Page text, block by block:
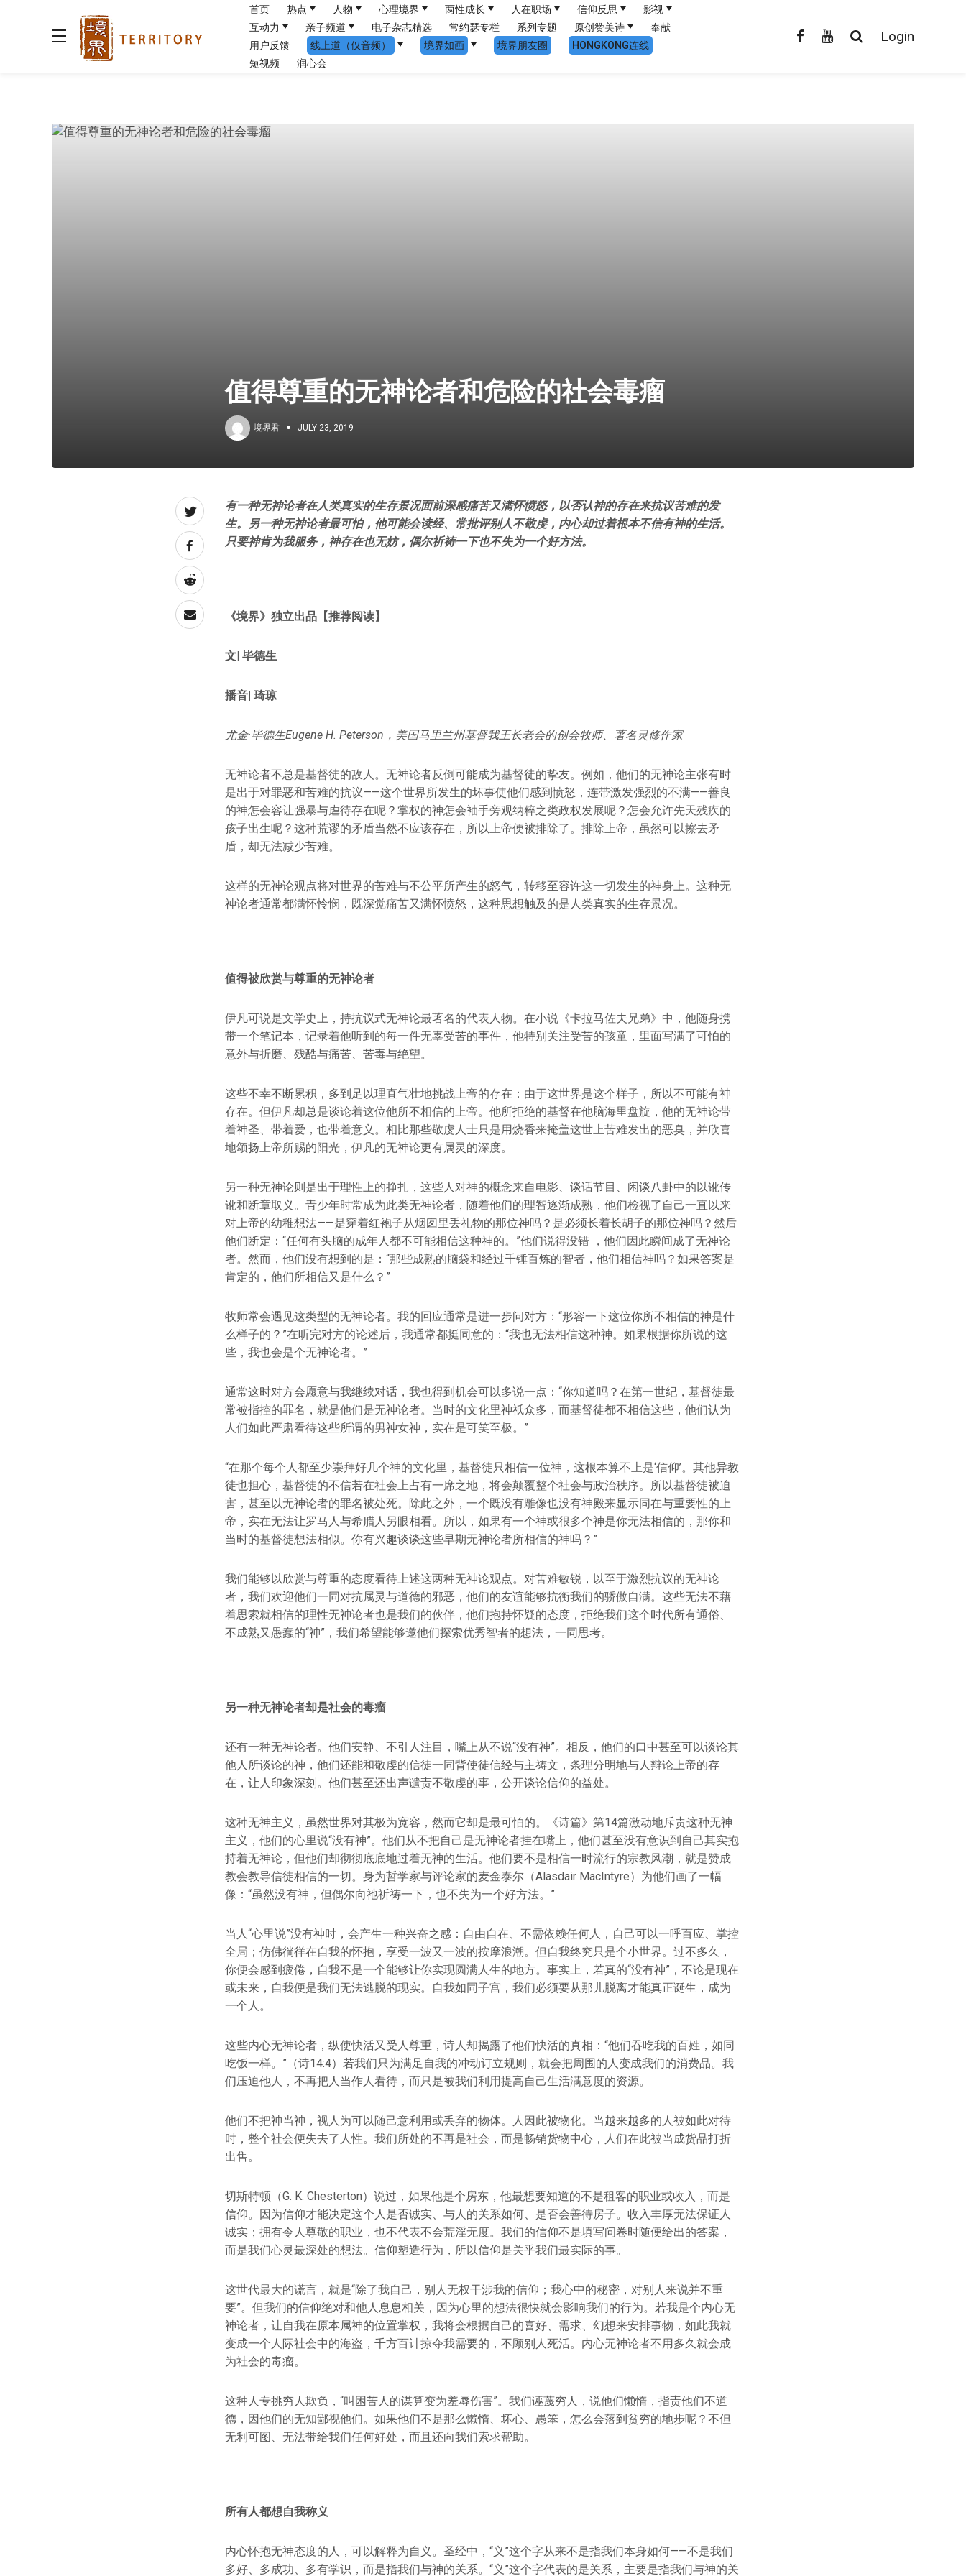
首页 热点 人物 心理境界 两性成长 人在职场 信仰反思
影视
互动力
亲子频道 电子杂志精选 常约瑟专栏 系列专题 原创赞美诗
奉献
用户反馈
线上道（仅音频） 境界如画 境界朋友圈
HONGKONG连线
短视频
润心会
Login
值得尊重的无神论者和危险的社会毒瘤
境界君 JULY 23, 2019
有一种无神论者在人类真实的生存景况面前深感痛苦又满怀愤怒，以否认神的存在来抗议苦难的发
生。另一种无神论者最可怕，他可能会读经、常批评别人不敬虔，内心却过着根本不信有神的生活。
只要神肯为我服务，神存在也无妨，偶尔祈祷一下也不失为一个好方法。
《境界》独立出品【推荐阅读】
文| 毕德生
播音| 琦琼
尤金·毕德生Eugene H. Peterson，美国马里兰州基督我王长老会的创会牧师、著名灵修作家
无神论者不总是基督徒的敌人。无神论者反倒可能成为基督徒的挚友。例如，他们的无神论主张有时
是出于对罪恶和苦难的抗议——这个世界所发生的坏事使他们感到愤怒，连带激发强烈的不满——善良
的神怎会容让强暴与虐待存在呢？掌权的神怎会袖手旁观纳粹之类政权发展呢？怎会允许先天残疾的
孩子出生呢？这种荒谬的矛盾当然不应该存在，所以上帝便被排除了。排除上帝，虽然可以擦去矛
盾，却无法减少苦难。
这样的无神论观点将对世界的苦难与不公平所产生的怒气，转移至容许这一切发生的神身上。这种无
神论者通常都满怀怜悯，既深觉痛苦又满怀愤怒，这种思想触及的是人类真实的生存景况。
值得被欣赏与尊重的无神论者
伊凡可说是文学史上，持抗议式无神论最著名的代表人物。在小说《卡拉马佐夫兄弟》中，他随身携
带一个笔记本，记录着他听到的每一件无辜受苦的事件，他特别关注受苦的孩童，里面写满了可怕的
意外与折磨、残酷与痛苦、苦毒与绝望。
这些不幸不断累积，多到足以理直气壮地挑战上帝的存在：由于这世界是这个样子，所以不可能有神
存在。但伊凡却总是谈论着这位他所不相信的上帝。他所拒绝的基督在他脑海里盘旋，他的无神论带
着神圣、带着爱，也带着意义。相比那些敬虔人士只是用烧香来掩盖这世上苦难发出的恶臭，并欣喜
地颂扬上帝所赐的阳光，伊凡的无神论更有属灵的深度。
另一种无神论则是出于理性上的挣扎，这些人对神的概念来自电影、谈话节目、闲谈八卦中的以讹传
讹和断章取义。青少年时常成为此类无神论者，随着他们的理智逐渐成熟，他们检视了自己一直以来
对上帝的幼稚想法——是穿着红袍子从烟囱里丢礼物的那位神吗？是必须长着长胡子的那位神吗？然后
他们断定：“任何有头脑的成年人都不可能相信这种神的。”他们说得没错 ，他们因此瞬间成了无神论
者。然而，他们没有想到的是：“那些成熟的脑袋和经过千锤百炼的智者，他们相信神吗？如果答案是
肯定的，他们所相信又是什么？”
牧师常会遇见这类型的无神论者。我的回应通常是进一步问对方：“形容一下这位你所不相信的神是什
么样子的？”在听完对方的论述后，我通常都挺同意的：“我也无法相信这种神。如果根据你所说的这
些，我也会是个无神论者。”
通常这时对方会愿意与我继续对话，我也得到机会可以多说一点：“你知道吗？在第一世纪，基督徒最
常被指控的罪名，就是他们是无神论者。当时的文化里神祇众多，而基督徒都不相信这些，他们认为
人们如此严肃看待这些所谓的男神女神，实在是可笑至极。”
“在那个每个人都至少崇拜好几个神的文化里，基督徒只相信一位神，这根本算不上是‘信仰’。其他异教
徒也担心，基督徒的不信若在社会上占有一席之地，将会颠覆整个社会与政治秩序。所以基督徒被迫
害，甚至以无神论者的罪名被处死。除此之外，一个既没有雕像也没有神殿来显示同在与重要性的上
帝，实在无法让罗马人与希腊人另眼相看。所以，如果有一个神或很多个神是你无法相信的，那你和
当时的基督徒想法相似。你有兴趣谈谈这些早期无神论者所相信的神吗？”
我们能够以欣赏与尊重的态度看待上述这两种无神论观点。对苦难敏锐，以至于激烈抗议的无神论
者，我们欢迎他们一同对抗属灵与道德的邪恶，他们的友谊能够抗衡我们的骄傲自满。这些无法不藉
着思索就相信的理性无神论者也是我们的伙伴，他们抱持怀疑的态度，拒绝我们这个时代所有通俗、
不成熟又愚蠢的“神”，我们希望能够邀他们探索优秀智者的想法，一同思考。
另一种无神论者却是社会的毒瘤
还有一种无神论者。他们安静、不引人注目，嘴上从不说“没有神”。相反，他们的口中甚至可以谈论其
他人所谈论的神，他们还能和敬虔的信徒一同背使徒信经与主祷文，条理分明地与人辩论上帝的存
在，让人印象深刻。他们甚至还出声谴责不敬虔的事，公开谈论信仰的益处。
这种无神主义，虽然世界对其极为宽容，然而它却是最可怕的。《诗篇》第14篇激动地斥责这种无神
主义，他们的心里说“没有神”。他们从不把自己是无神论者挂在嘴上，他们甚至没有意识到自己其实抱
持着无神论，但他们却彻彻底底地过着无神的生活。他们要不是相信一时流行的宗教风潮，就是赞成
教会教导信徒相信的一切。身为哲学家与评论家的麦金泰尔（Alasdair MacIntyre）为他们画了一幅
像：“虽然没有神，但偶尔向祂祈祷一下，也不失为一个好方法。”
当人“心里说”没有神时，会产生一种兴奋之感：自由自在、不需依赖任何人，自己可以一呼百应、掌控
全局；仿佛徜徉在自我的怀抱，享受一波又一波的按摩浪潮。但自我终究只是个小世界。过不多久，
你便会感到疲倦，自我不是一个能够让你实现圆满人生的地方。事实上，若真的“没有神”，不论是现在
或未来，自我便是我们无法逃脱的现实。自我如同子宫，我们必须要从那儿脱离才能真正诞生，成为
一个人。
这些内心无神论者，纵使快活又受人尊重，诗人却揭露了他们快活的真相：“他们吞吃我的百姓，如同
吃饭一样。”（诗14:4）若我们只为满足自我的冲动订立规则，就会把周围的人变成我们的消费品。我
们压迫他人，不再把人当作人看待，而只是被我们利用提高自己生活满意度的资源。
他们不把神当神，视人为可以随己意利用或丢弃的物体。人因此被物化。当越来越多的人被如此对待
时，整个社会便失去了人性。我们所处的不再是社会，而是畅销货物中心，人们在此被当成货品打折
出售。
切斯特顿（G. K. Chesterton）说过，如果他是个房东，他最想要知道的不是租客的职业或收入，而是
信仰。因为信仰才能决定这个人是否诚实、与人的关系如何、是否会善待房子。收入丰厚无法保证人
诚实；拥有令人尊敬的职业，也不代表不会荒淫无度。我们的信仰不是填写问卷时随便给出的答案，
而是我们心灵最深处的想法。信仰塑造行为，所以信仰是关乎我们最实际的事。
这世代最大的谎言，就是“除了我自己，别人无权干涉我的信仰；我心中的秘密，对别人来说并不重
要”。但我们的信仰绝对和他人息息相关，因为心里的想法很快就会影响我们的行为。若我是个内心无
神论者，让自我在原本属神的位置掌权，我将会根据自己的喜好、需求、幻想来安排事物，如此我就
变成一个人际社会中的海盗，千方百计掠夺我需要的，不顾别人死活。内心无神论者不用多久就会成
为社会的毒瘤。
这种人专挑穷人欺负，“叫困苦人的谋算变为羞辱伤害”。我们诬蔑穷人，说他们懒惰，指责他们不道
德，因他们的无知鄙视他们。如果他们不是那么懒惰、坏心、愚笨，怎么会落到贫穷的地步呢？不但
无利可图、无法带给我们任何好处，而且还向我们索求帮助。
所有人都想自我称义
内心怀抱无神态度的人，可以解释为自义。圣经中，“义”这个字从来不是指我们本身如何——不是我们
多好、多成功、多有学识，而是指我们与神的关系。“义”这个字代表的是关系，主要是指我们与神的关